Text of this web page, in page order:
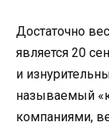
Достаточно
является 20
и
называемый
компаниями,